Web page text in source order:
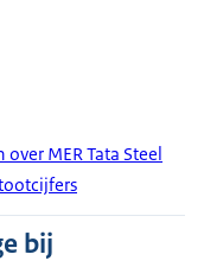
MER Tata Steel
bij